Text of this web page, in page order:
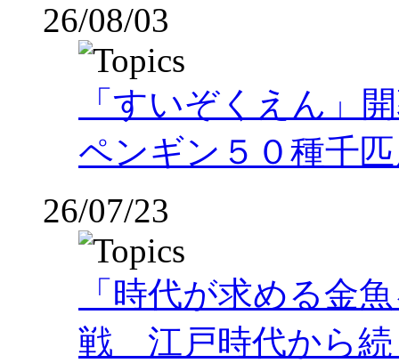
26/08/03
「すいぞくえん」
ペンギン５０種千
26/07/23
「時代が求める金
戦 江戸時代から